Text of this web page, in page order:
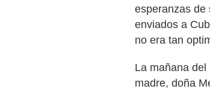
esperanzas de
enviados a
no era tan
La mañana
madre, doña